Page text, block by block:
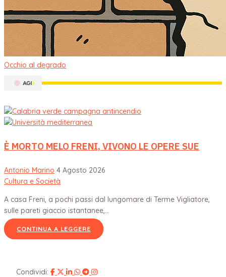
Occhio al degrado
È MORTO MELO FRENI, VIVONO LE OPERE SUE
Antonio Marino 4 Agosto 2026
Cultura e Società
A casa Freni, a pochi passi dal lungomare di Terme Vigliatore,
sulle pareti giaccio istantanee,...
CONTINUA A LEGGERE
Condividi: